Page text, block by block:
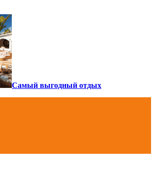
Самый выгодный отдых